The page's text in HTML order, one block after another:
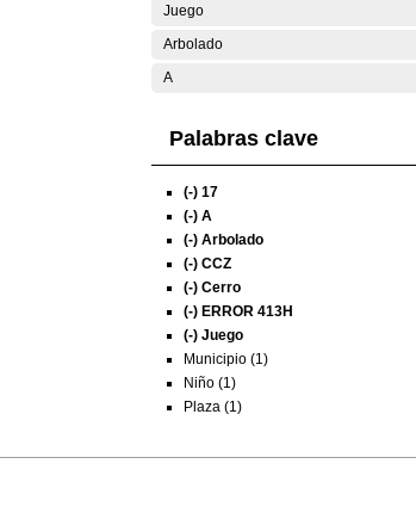
Juego
Arbolado
A
Palabras clave
(-) 17
(-) A
(-) Arbolado
(-) CCZ
(-) Cerro
(-) ERROR 413H
(-) Juego
Municipio (1)
Niño (1)
Plaza (1)